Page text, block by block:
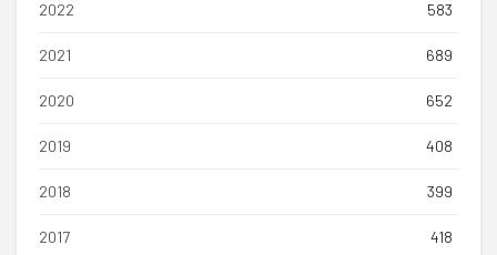
2022 583
2021 689
2020 652
2019 408
2018 399
2017 418